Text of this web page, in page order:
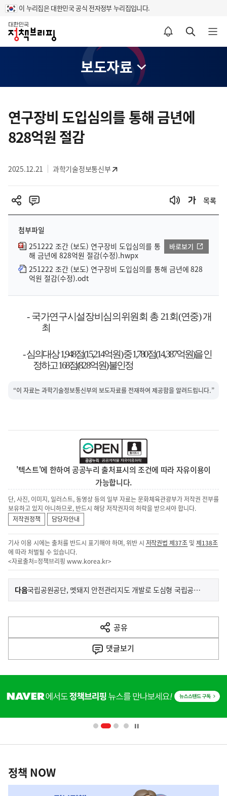
이 누리집은 대한민국 공식 전자정부 누리집입니다.
홈
알림설정 바로가기 검색 바로가기 메뉴 열기
보도자료
텐
영
연구장비 도입심의를 통해 금년에
828억원 절감
2025.12.21 과학기술정보통신부
목록
첨부파일
251222 조간 (보도) 연구장비 도입심의를 통
해 금년에 828억원 절감(수정).hwpx
바로보기
251222 조간 (보도) 연구장비 도입심의를 통해 금년에 828
억원 절감(수정).odt
-국가연구시설장비심의위원회 총21회(연중)개
최
-심의대상1,948점(15,214억원)중1,780점(14,387억원)을 인
정하고168점(828억원)불인정
“이 자료는 과학기술정보통신부의 보도자료를 전재하여 제공함을 알려드립니다.”
'텍스트'에 한하여 공공누리 출처표시의 조건에 따라 자유이용이
가능합니다.
단, 사진, 이미지, 일러스트, 동영상 등의 일부 자료는 문화체육관광부가 저작권 전부를
보유하고 있지 아니하므로, 반드시 해당 저작권자의 허락을 받으셔야 합니다.
저작권정책
담당자안내
기사 이용 시에는 출처를 반드시 표기해야 하며, 위반 시 저작권법 제37조 및제138조
에 따라 처벌될 수 있습니다.
<자료출처=정책브리핑 www.korea.kr>
이
전
다
음
다음기
국립공원공단, 멧돼지 안전관리지도 개발로 도심형 국립공원 탐방객 안전 강화
공유
열
기
댓글보기
단
영
책
NOW,
정책 NOW